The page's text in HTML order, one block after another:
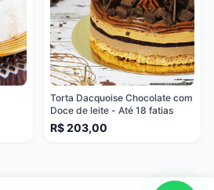
Torta Dacquoise Chocolate com
Doce de leite - Até 18 fatias
R$ 203,00